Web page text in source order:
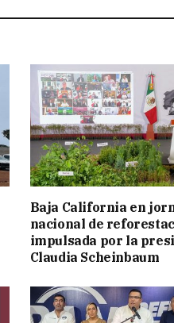
Baja California en
nacional de
impulsada por la
Claudia Scheinbaum